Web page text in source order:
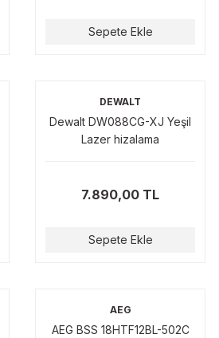
Sepete Ekle
DEWALT
Dewalt DW088CG-XJ Yeşil
Lazer hizalama
7.890,00 TL
Sepete Ekle
AEG
AEG BSS 18HTF12BL-502C